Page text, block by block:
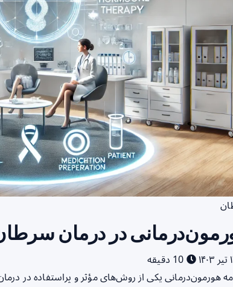
در درمان
هورمون‌درمانی یکی از روش‌های مؤثر و پراستفاده در